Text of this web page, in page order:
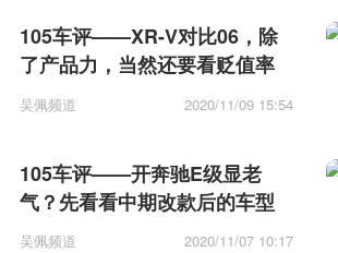
105车评——XR-V对比06，除
了产品力，当然还要看贬值率
吴佩频道 2020/11/09 15:54
105车评——开奔驰E级显老
气？先看看中期改款后的车型
再说！
吴佩频道 2020/11/07 10:17